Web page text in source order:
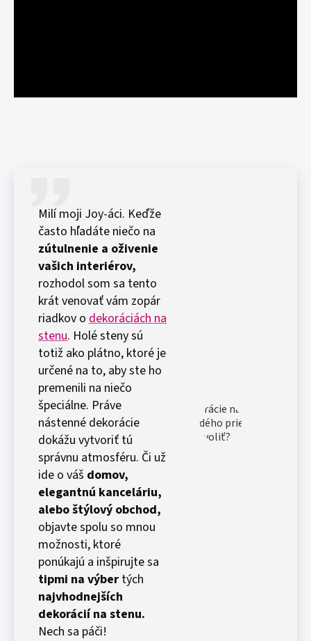
Milí moji Joy-áci. Keďže
často hľadáte niečo na
zútulnenie a oživenie
vašich interiérov,
rozhodol som sa tento
krát venovať vám zopár
riadkov o dekoráciách na
stenu. Holé steny sú
totiž ako plátno, ktoré je
určené na to, aby ste ho
premenili na niečo
špeciálne. Práve
nástenné dekorácie
dokážu vytvoriť tú
správnu atmosféru. Či už
ide o váš domov,
elegantnú kanceláriu,
alebo štýlový obchod,
objavte spolu so mnou
možnosti, ktoré
ponúkajú a inšpirujte sa
tipmi na výber tých
najvhodnejších
dekorácií na stenu.
Nech sa páči!